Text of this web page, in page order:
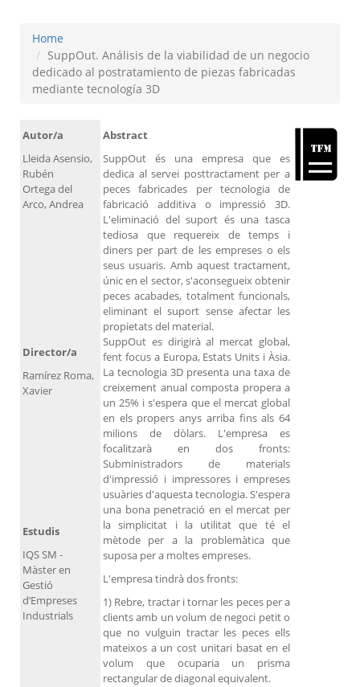
Home
SuppOut. Análisis de la viabilidad de un negocio
dedicado al postratamiento de piezas fabricadas
mediante tecnología 3D
Autor/a
Lleida Asensio,
Rubén
Ortega del
Arco, Andrea
Abstract
SuppOut és una empresa que es
dedica al servei posttractament per a
peces fabricades per tecnologia de
fabricació additiva o impressió 3D.
L'eliminació del suport és una tasca
tediosa que requereix de temps i
diners per part de les empreses o els
seus usuaris. Amb aquest tractament,
únic en el sector, s'aconsegueix obtenir
peces acabades, totalment funcionals,
eliminant el suport sense afectar les
propietats del material.
SuppOut es dirigirà al mercat global,
fent focus a Europa, Estats Units i Àsia.
La tecnologia 3D presenta una taxa de
creixement anual composta propera a
un 25% i s'espera que el mercat global
en els propers anys arriba fins als 64
milions de dòlars. L'empresa es
focalitzarà en dos fronts:
Subministradors de materials
d'impressió i impressores i empreses
usuàries d'aquesta tecnologia. S'espera
una bona penetració en el mercat per
la simplicitat i la utilitat que té el
mètode per a la problemàtica que
suposa per a moltes empreses.
L'empresa tindrà dos fronts:
1) Rebre, tractar i tornar les peces per a
clients amb un volum de negoci petit o
que no vulguin tractar les peces ells
mateixos a un cost unitari basat en el
volum que ocuparia un prisma
rectangular de diagonal equivalent.
Director/a
Ramírez Roma,
Xavier
Estudis
IQS SM -
Màster en
Gestió
d’Empreses
Industrials